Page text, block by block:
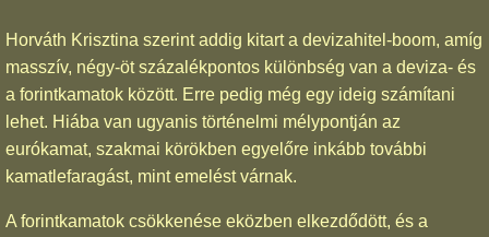
Horváth Krisztina szerint addig kitart a devizahitel-boom, amíg
masszív, négy-öt százalékpontos különbség van a deviza- és
a forintkamatok között. Erre pedig még egy ideig számítani
lehet. Hiába van ugyanis történelmi mélypontján az
eurókamat, szakmai körökben egyelőre inkább további
kamatlefaragást, mint emelést várnak.
A forintkamatok csökkenése eközben elkezdődött, és a